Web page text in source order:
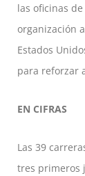
las oficinas
organización
Estados
para reforzar
EN CIFRAS
Las 39
tres primeros